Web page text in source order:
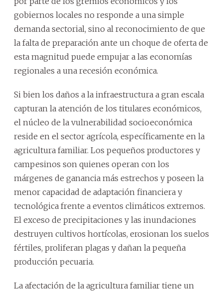
gobiernos locales no responde a una simple
demanda sectorial, sino al reconocimiento de que
la falta de preparación ante un choque de oferta de
esta magnitud puede empujar a las economías
regionales a una recesión económica.
Si bien los daños a la infraestructura a gran escala
capturan la atención de los titulares económicos,
el núcleo de la vulnerabilidad socioeconómica
reside en el sector agrícola, específicamente en la
agricultura familiar. Los pequeños productores y
campesinos son quienes operan con los
márgenes de ganancia más estrechos y poseen la
menor capacidad de adaptación financiera y
tecnológica frente a eventos climáticos extremos.
El exceso de precipitaciones y las inundaciones
destruyen cultivos hortícolas, erosionan los suelos
fértiles, proliferan plagas y dañan la pequeña
producción pecuaria.
La afectación de la agricultura familiar tiene un